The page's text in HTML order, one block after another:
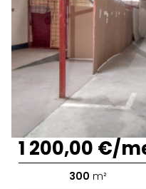
1 200,00 €/
300 m²